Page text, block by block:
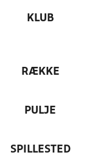
KLUB
RÆKKE
PULJE
SPILLESTED